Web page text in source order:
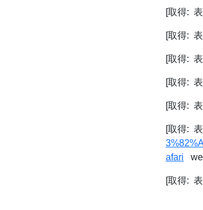
[取得:
[取得:
[取得:
[取得:
[取得:
[取得:
afari
[取得: